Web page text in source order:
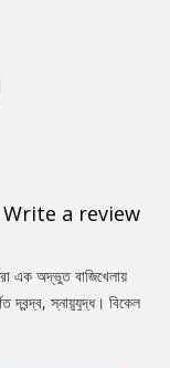
Write a review
এক অদ্ভুত বাজিখেলায়
দ্বন্দ্ব, স্নায়ুযুদ্ধ। বিকেল
ঘটনার পরম্পরায় প্রকাশ্যে